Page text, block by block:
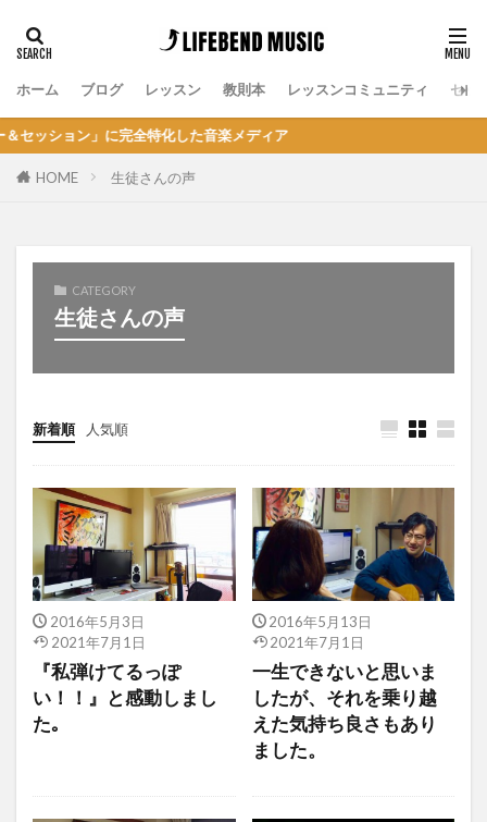
ホーム ブログ レッスン 教則本 レッスンコミュニティ セッ
ン」に完全特化した音楽メディア
HOME 生徒さんの声
CATEGORY
生徒さんの声
新着順 人気順
2016年5月3日
2021年7月1日
『私弾けてるっぽ
い！！』と感動しまし
た｡
2016年5月13日
2021年7月1日
一生できないと思いま
したが、それを乗り越
えた気持ち良さもあり
ました。